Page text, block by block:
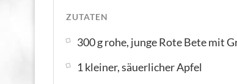
ZUTATEN
300 g rohe, junge Rote Bete mit
1 kleiner, säuerlicher Apfel